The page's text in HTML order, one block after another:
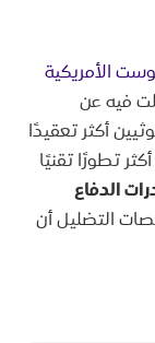
الأمريكية
تقريرًا، نقلت فيه عن
أكثر تعقيدًا
تطورًا تقنيًا
الدفاع
التضليل أن